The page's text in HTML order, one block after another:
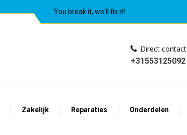
You break it, we'll fix it!
Zakelijk Reparaties Onderdelen
Direct contact
+31553125092